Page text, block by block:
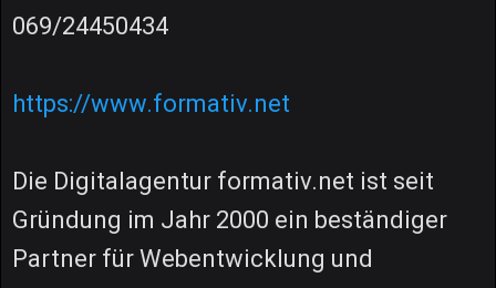
069/24450434
https://www.formativ.net
Die Digitalagentur formativ.net ist seit
Gründung im Jahr 2000 ein beständiger
Partner für Webentwicklung und